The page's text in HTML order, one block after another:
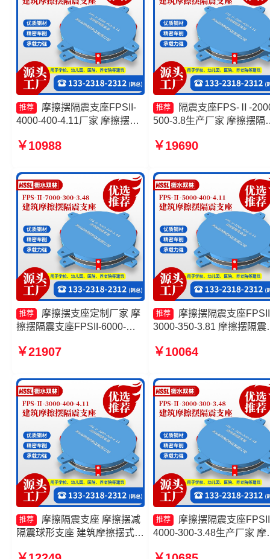
推荐
摩擦摆隔震支座FPSII-
4000-400-4.11厂家 摩擦摆式
座厂家 摩擦摆球型减隔震支座
￥10988
推荐
隔震支座FPS-Ⅱ-
500-3.8生产厂家 摩擦摆隔
家 摩擦摆支座JZQZ-15000
FPS3A生产厂家
￥19690
推荐
摩擦摆支座定制厂家 摩
擦摆隔震支座FPSII-6000-
座一个多少钱 摩擦摆隔震支座
厂
￥21907
推荐
摩擦摆隔震支座
3000-350-3.81 摩擦摆隔震
厂家 摩擦摆隔震支座FPSII-
摆式隔震支座厂家
￥10064
推荐
摩擦隔震支座 摩擦摆减
隔震球形支座 建筑摩擦摆式减
推荐
摩擦摆隔震支座
4000-300-3.48生产厂家 摩